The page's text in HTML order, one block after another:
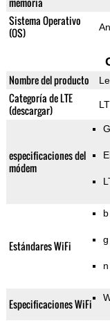
Sistema Operativo
(OS)
Nombre del producto
Categoría de LTE
(descargar)
especificaciones del
módem
Estándares WiFi
b
g
n
Especificaciones WiFi